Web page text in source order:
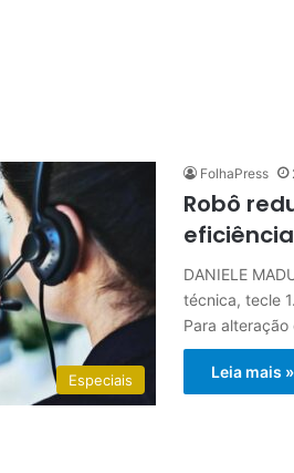
Especiais
FolhaPress
Robô
DANIELE
técnica, tecle
Para
Leia mais »